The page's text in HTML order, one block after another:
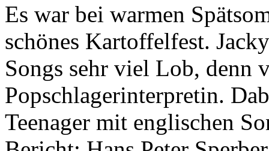
Es war bei warmen
schönes Kartoffelfest.
Songs sehr viel Lob, denn
Popschlagerinterpretin.
Teenager mit englischen